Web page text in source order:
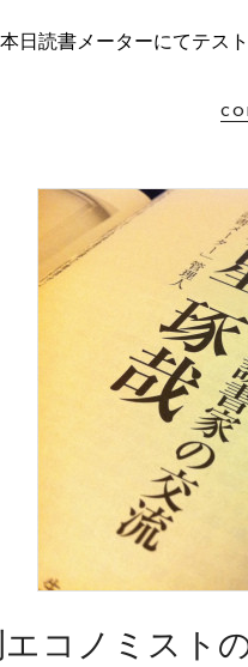
日読書メーターにてテス
コノミスト